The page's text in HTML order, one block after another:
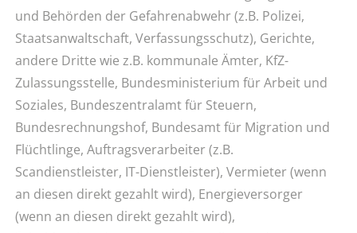
und Behörden der Gefahrenabwehr (z.B. Polizei,
Staatsanwaltschaft, Verfassungsschutz), Gerichte,
andere Dritte wie z.B. kommunale Ämter, KfZ-
Zulassungsstelle, Bundesministerium für Arbeit und
Soziales, Bundeszentralamt für Steuern,
Bundesrechnungshof, Bundesamt für Migration und
Flüchtlinge, Auftragsverarbeiter (z.B.
Scandienstleister, IT-Dienstleister), Vermieter (wenn
an diesen direkt gezahlt wird), Energieversorger
(wenn an diesen direkt gezahlt wird),